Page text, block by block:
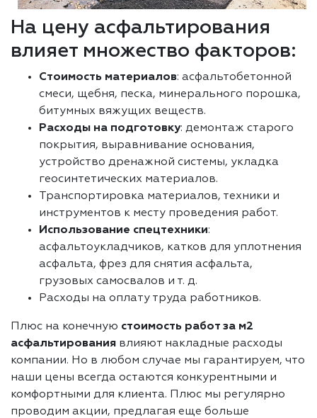
На цену асфальтирования
влияет множество факторов:
Стоимость материалов: асфальтобетонной
смеси, щебня, песка, минерального порошка,
битумных вяжущих веществ.
Расходы на подготовку: демонтаж старого
покрытия, выравнивание основания,
устройство дренажной системы, укладка
геосинтетических материалов.
Транспортировка материалов, техники и
инструментов к месту проведения работ.
Использование спецтехники:
асфальтоукладчиков, катков для уплотнения
асфальта, фрез для снятия асфальта,
грузовых самосвалов и т. д.
Расходы на оплату труда работников.
Плюс на конечную стоимость работ за м2
асфальтирования влияют накладные расходы
компании. Но в любом случае мы гарантируем, что
наши цены всегда остаются конкурентными и
комфортными для клиента. Плюс мы регулярно
проводим акции, предлагая еще больше